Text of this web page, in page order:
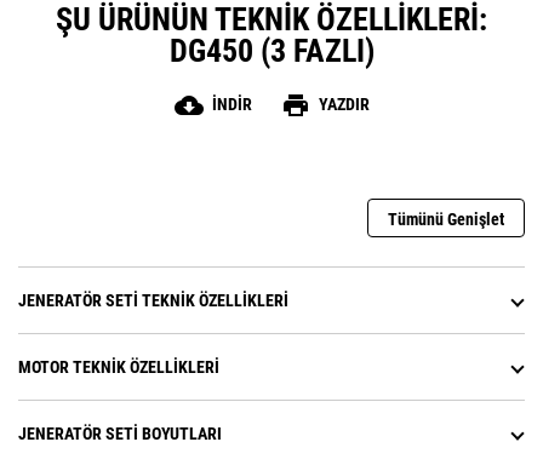
ŞU ÜRÜNÜN TEKNIK ÖZELLIKLERI:
DG450 (3 FAZLI)
cloud_download İNDIR print YAZDIR
Tümünü Genişlet
JENERATÖR SETI TEKNIK ÖZELLIKLERI
MOTOR TEKNIK ÖZELLIKLERI
JENERATÖR SETI BOYUTLARI